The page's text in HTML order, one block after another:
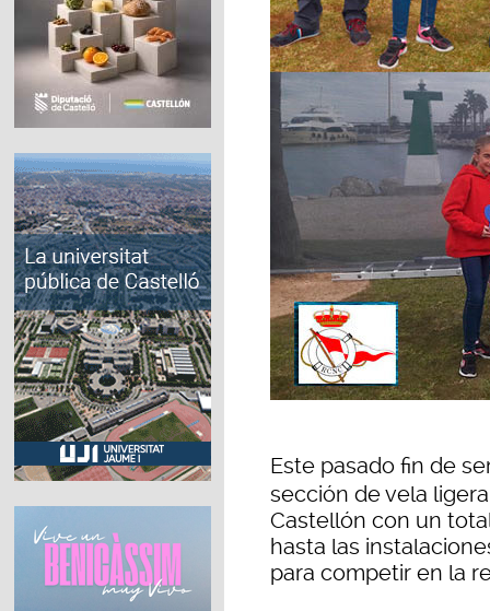
Este pasado fin de
sección de vela
Castellón con un
hasta las
para competir en la